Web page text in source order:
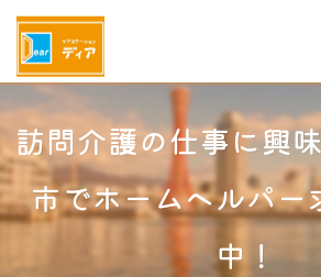
訪問介護の仕事に興
市でホームヘルパー
中！